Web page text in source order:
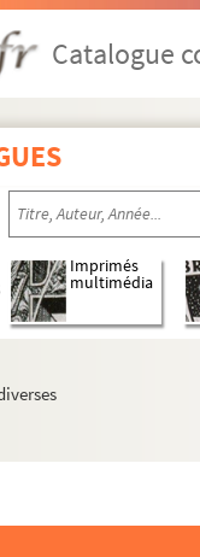
Catalogue
Imprimés
multimédia